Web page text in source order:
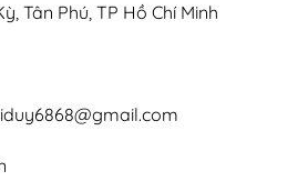
Tân Phú, TP Hồ Chí Minh